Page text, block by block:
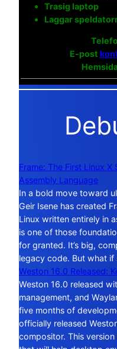
Trasig laptop
Laggar
E-post
Frame: The First Linux
Assembly Language
In a bold move toward
Geir Isene has created
Linux written entirely in
is one of those
for granted. It’s big,
legacy code. But what
Weston 16.0 Released:
Weston 16.0 released
management, and
five months of
officially released
compositor. This